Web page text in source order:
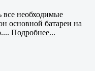
все необходимые
основной батареи на
Подробнее...